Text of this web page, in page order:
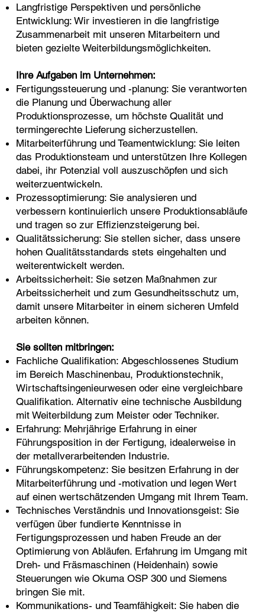
Langfristige Perspektiven und persönliche
Entwicklung: Wir investieren in die langfristige
Zusammenarbeit mit unseren Mitarbeitern und
bieten gezielte Weiterbildungsmöglichkeiten.
Ihre Aufgaben im Unternehmen:
Fertigungssteuerung und -planung: Sie verantworten
die Planung und Überwachung aller
Produktionsprozesse, um höchste Qualität und
termingerechte Lieferung sicherzustellen.
Mitarbeiterführung und Teamentwicklung: Sie leiten
das Produktionsteam und unterstützen Ihre Kollegen
dabei, ihr Potenzial voll auszuschöpfen und sich
weiterzuentwickeln.
Prozessoptimierung: Sie analysieren und
verbessern kontinuierlich unsere Produktionsabläufe
und tragen so zur Effizienzsteigerung bei.
Qualitätssicherung: Sie stellen sicher, dass unsere
hohen Qualitätsstandards stets eingehalten und
weiterentwickelt werden.
Arbeitssicherheit: Sie setzen Maßnahmen zur
Arbeitssicherheit und zum Gesundheitsschutz um,
damit unsere Mitarbeiter in einem sicheren Umfeld
arbeiten können.
Sie sollten mitbringen:
Fachliche Qualifikation: Abgeschlossenes Studium
im Bereich Maschinenbau, Produktionstechnik,
Wirtschaftsingenieurwesen oder eine vergleichbare
Qualifikation. Alternativ eine technische Ausbildung
mit Weiterbildung zum Meister oder Techniker.
Erfahrung: Mehrjährige Erfahrung in einer
Führungsposition in der Fertigung, idealerweise in
der metallverarbeitenden Industrie.
Führungskompetenz: Sie besitzen Erfahrung in der
Mitarbeiterführung und -motivation und legen Wert
auf einen wertschätzenden Umgang mit Ihrem Team.
Technisches Verständnis und Innovationsgeist: Sie
verfügen über fundierte Kenntnisse in
Fertigungsprozessen und haben Freude an der
Optimierung von Abläufen. Erfahrung im Umgang mit
Dreh- und Fräsmaschinen (Heidenhain) sowie
Steuerungen wie Okuma OSP 300 und Siemens
bringen Sie mit.
Kommunikations- und Teamfähigkeit: Sie haben die